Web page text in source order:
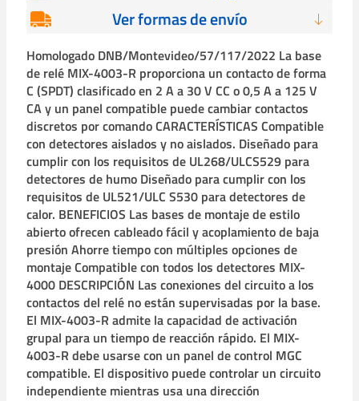
Ver formas de envío
Homologado DNB/Montevideo/57/117/2022 La base
de relé MIX-4003-R proporciona un contacto de forma
C (SPDT) clasificado en 2 A a 30 V CC o 0,5 A a 125 V
CA y un panel compatible puede cambiar contactos
discretos por comando CARACTERÍSTICAS Compatible
con detectores aislados y no aislados. Diseñado para
cumplir con los requisitos de UL268/ULCS529 para
detectores de humo Diseñado para cumplir con los
requisitos de UL521/ULC S530 para detectores de
calor. BENEFICIOS Las bases de montaje de estilo
abierto ofrecen cableado fácil y acoplamiento de baja
presión Ahorre tiempo con múltiples opciones de
montaje Compatible con todos los detectores MIX-
4000 DESCRIPCIÓN Las conexiones del circuito a los
contactos del relé no están supervisadas por la base.
El MIX-4003-R admite la capacidad de activación
grupal para un tiempo de reacción rápido. El MIX-
4003-R debe usarse con un panel de control MGC
compatible. El dispositivo puede controlar un circuito
independiente mientras usa una dirección